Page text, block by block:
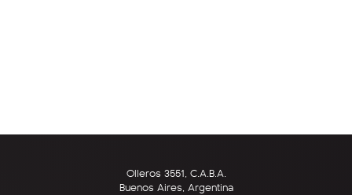
Olleros 3551, C.A.B.A.
Buenos Aires, Argentina